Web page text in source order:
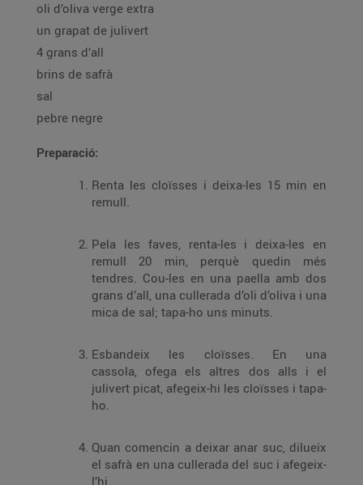
oli d’oliva verge extra
un grapat de julivert
4 grans d’all
brins de safrà
sal
pebre negre
Preparació:
Renta les cloïsses i deixa-les 15 min en
remull.
Pela les faves, renta-les i deixa-les en
remull 20 min, perquè quedin més
tendres. Cou-les en una paella amb dos
grans d’all, una cullerada d’oli d’oliva i una
mica de sal; tapa-ho uns minuts.
Esbandeix les cloïsses. En una
cassola, ofega els altres dos alls i el
julivert picat, afegeix-hi les cloïsses i tapa-
ho.
Quan comencin a deixar anar suc, dilueix
el safrà en una cullerada del suc i afegeix-
l’hi.